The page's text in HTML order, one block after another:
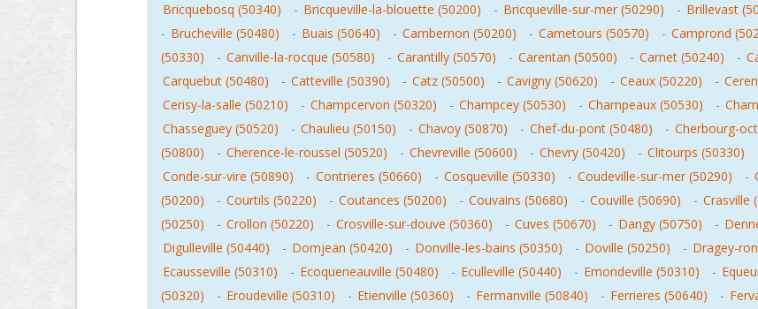
Bricquebosq (50340)
- Bricqueville-la-blouette (50200) - Bricqueville-sur-mer (50290) - Brillevast
- Brucheville (50480) - Buais (50640) - Cambernon (50200) - Cametours (50570) - Camprond
(50330)
- Canville-la-rocque (50580) - Carantilly (50570) - Carentan (50500) - Carnet (50240) -
Carquebut (50480)
- Catteville (50390) - Catz (50500) - Cavigny (50620) - Ceaux (50220) -
Cerisy-la-salle (50210)
- Champcervon (50320) - Champcey (50530) - Champeaux (50530) -
Chasseguey (50520)
- Chaulieu (50150) - Chavoy (50870) - Chef-du-pont (50480) - Cherbourg-
(50800)
- Cherence-le-roussel (50520) - Chevreville (50600) - Chevry (50420) - Clitourps (50330)
Conde-sur-vire (50890)
- Contrieres (50660) - Cosqueville (50330) - Coudeville-sur-mer (50290) -
(50200)
- Courtils (50220) - Coutances (50200) - Couvains (50680) - Couville (50690) - Crasville
(50250)
- Crollon (50220) - Crosville-sur-douve (50360) - Cuves (50670) - Dangy (50750) -
Digulleville (50440)
- Domjean (50420) - Donville-les-bains (50350) - Doville (50250) - Dragey-
Ecausseville (50310)
- Ecoqueneauville (50480) - Eculleville (50440) - Emondeville (50310) -
(50320)
- Eroudeville (50310) - Etienville (50360) - Fermanville (50840) - Ferrieres (50640) -